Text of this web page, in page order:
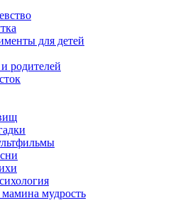
для детей
родителей
мудрость